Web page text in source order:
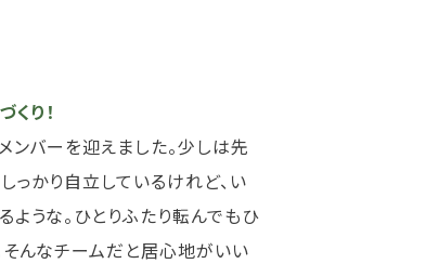
り！
バーを迎えました。少しは先
っかり自立しているけれど、い
うな。ひとりふたり転んでもひ
そんなチームだと居心地がいい